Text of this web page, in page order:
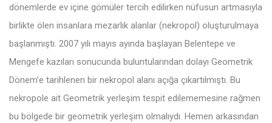
dönemlerde ev içine gömüler tercih edilirken nüfusun artmasıyla
birlikte ölen insanlara mezarlık alanlar (nekropol) oluşturulmaya
başlanmıştı. 2007 yılı mayıs ayında başlayan Belentepe ve
Mengefe kazıları sonucunda buluntularından dolayı Geometrik
Dönem’e tarihlenen bir nekropol alanı açığa çıkartılmıştı. Bu
nekropole ait Geometrik yerleşim tespit edilememesine rağmen
bu bölgede bir geometrik yerleşim olmalıydı. Hemen arkasından